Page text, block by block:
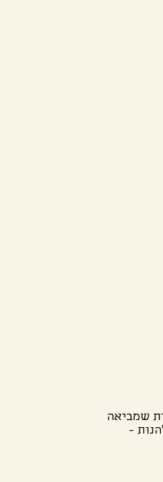
שמביאה
-